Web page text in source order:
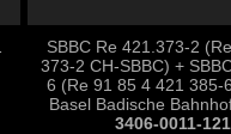
SBBC Re 421.373-2
373-2 CH-SBBC) +
6 (Re 91 85 4 421 385-
Basel Badische
3406-0011-